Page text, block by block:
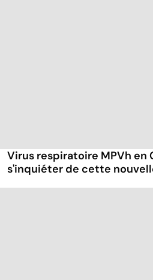
Virus respiratoire MPVh en
s'inquiéter de cette